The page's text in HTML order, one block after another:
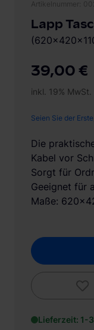
39,00 €
inkl. 19% MwSt.
Seien Sie der
Die
Kabel vor
Sorgt für
Geeignet für
Maße:
Lieferzeit: 1-
Lapp